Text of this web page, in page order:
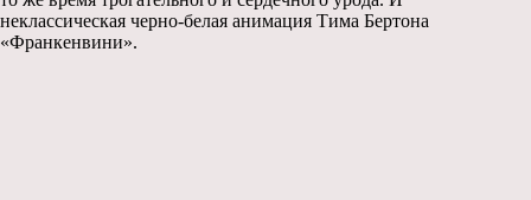
неклассическая черно-белая анимация Тима Бертона
«Франкенвини».